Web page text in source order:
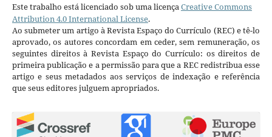
Este trabalho está licenciado sob uma licença Creative Commons
Attribution 4.0 International License.
Ao submeter um artigo à Revista Espaço do Currículo (REC) e tê-lo
aprovado, os autores concordam em ceder, sem remuneração, os
seguintes direitos à Revista Espaço do Currículo: os direitos de
primeira publicação e a permissão para que a REC redistribua esse
artigo e seus metadados aos serviços de indexação e referência
que seus editores julguem apropriados.